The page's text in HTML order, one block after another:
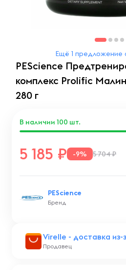
Ещё 1 предложение
PEScience
комплекс Prolific
280 г
Virelle - доставка из-
Продавец
5 185 -9% 5 704 ₽
В наличии 100 шт.
PEScience
Бренд